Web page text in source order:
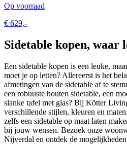
Op voorraad
€ 629,-
Sidetable kopen, waar
Een sidetable kopen is een leuke,
moet je op letten? Allereerst is het
afmetingen van de sidetable af te
een robuuste houten sidetable, een
slanke tafel met glas? Bij Kötter
verschillende stijlen, kleuren en
zelfs een sidetable op maat laten
bij jouw wensen. Bezoek onze
Nijverdal en ontdek de